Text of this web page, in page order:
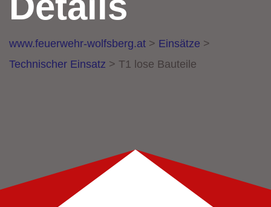
www.feuerwehr-wolfsberg.at > Einsätze >
Technischer Einsatz > T1 lose Bauteile